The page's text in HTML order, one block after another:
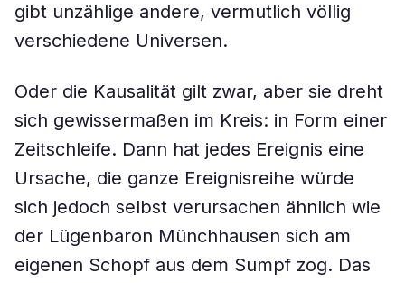
gibt unzählige andere, vermutlich völlig
verschiedene Universen.
Oder die Kausalität gilt zwar, aber sie dreht
sich gewissermaßen im Kreis: in Form einer
Zeitschleife. Dann hat jedes Ereignis eine
Ursache, die ganze Ereignisreihe würde
sich jedoch selbst verursachen ähnlich wie
der Lügenbaron Münchhausen sich am
eigenen Schopf aus dem Sumpf zog. Das